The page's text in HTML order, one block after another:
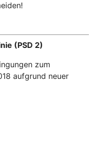
(PSD 2)
zum
aufgrund neuer